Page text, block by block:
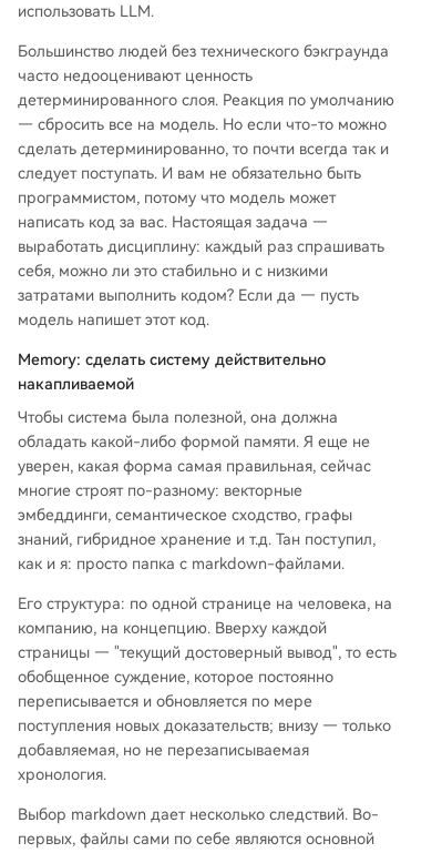
использовать LLM.
Большинство людей без технического бэкграунда
часто недооценивают ценность
детерминированного слоя. Реакция по умолчанию
— сбросить все на модель. Но если что-то можно
сделать детерминированно, то почти всегда так и
следует поступать. И вам не обязательно быть
программистом, потому что модель может
написать код за вас. Настоящая задача —
выработать дисциплину: каждый раз спрашивать
себя, можно ли это стабильно и с низкими
затратами выполнить кодом? Если да — пусть
модель напишет этот код.
Memory: сделать систему действительно
накапливаемой
Чтобы система была полезной, она должна
обладать какой-либо формой памяти. Я еще не
уверен, какая форма самая правильная, сейчас
многие строят по-разному: векторные
эмбеддинги, семантическое сходство, графы
знаний, гибридное хранение и т.д. Тан поступил,
как и я: просто папка с markdown-файлами.
Его структура: по одной странице на человека, на
компанию, на концепцию. Вверху каждой
страницы — "текущий достоверный вывод", то есть
обобщенное суждение, которое постоянно
переписывается и обновляется по мере
поступления новых доказательств; внизу — только
добавляемая, но не перезаписываемая
хронология.
Выбор markdown дает несколько следствий. Во-
первых, файлы сами по себе являются основной